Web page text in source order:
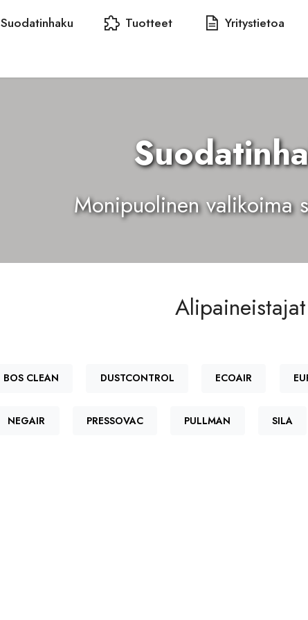
Suodatinhaku Tuotteet Yritystietoa
Monipuolinen valikoima
Alipaineistajat
BOS CLEAN DUSTCONTROL ECOAIR
NEGAIR PRESSOVAC PULLMAN SILA